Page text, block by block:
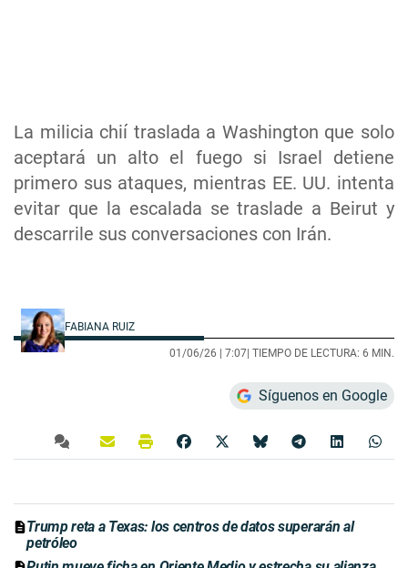
La milicia chií traslada a Washington que solo
aceptará un alto el fuego si Israel detiene
primero sus ataques, mientras EE. UU. intenta
evitar que la escalada se traslade a Beirut y
descarrile sus conversaciones con Irán.
FABIANA RUIZ
01/06/26 | 7:07| TIEMPO DE LECTURA: 6 MIN.
Síguenos en Google
Trump reta a Texas: los centros de datos superarán al
petróleo